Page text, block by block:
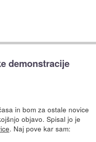
demonstracije
in bom za ostale novice
objavo. Spisal jo je
. Naj pove kar sam: